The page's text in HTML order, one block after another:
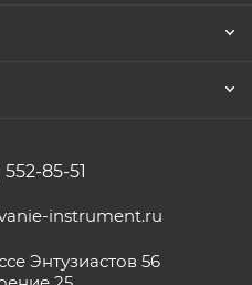
85-51
instrument.ru
Энтузиастов 56